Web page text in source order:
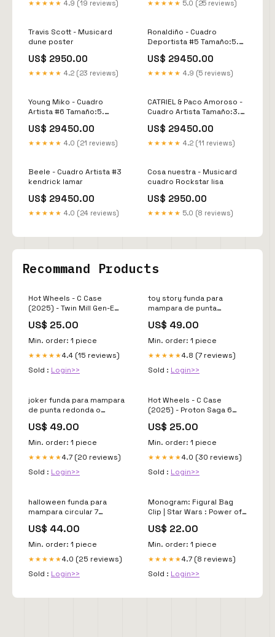
★★★★★ 4.9 (19 reviews) ★★★★★ 5.0 (25 reviews)
Travis Scott - Musicard
dune poster
US$ 2950.00
★★★★★ 4.2 (23 reviews)
Ronaldiño - Cuadro
Deportista #5 Tamaño:5.
US$ 29450.00
★★★★★ 4.9 (5 reviews)
Young Miko - Cuadro
Artista #6 Tamaño:5.
US$ 29450.00
★★★★★ 4.0 (21 reviews)
CATRIEL & Paco Amoroso -
Cuadro Artista Tamaño:3.
US$ 29450.00
★★★★★ 4.2 (11 reviews)
Beele - Cuadro Artista #3
kendrick lamar
US$ 29450.00
★★★★★ 4.0 (24 reviews)
Cosa nuestra - Musicard
cuadro Rockstar lisa
US$ 2950.00
★★★★★ 5.0 (8 reviews)
Recommand Products
Hot Wheels - C Case
(2025) - Twin Mill Gen-E
US$ 25.00
Min. order: 1 piece
★★★★★4.4 (15 reviews)
Sold : Login>>
toy story funda para
mampara de punta
Medida:213 cm * 120 cm
(7 pies * 4,0 pies)
US$ 49.00
Min. order: 1 piece
★★★★★4.8 (7 reviews)
Sold : Login>>
joker funda para mampara
de punta redonda o
cm * 65 cm (5,0 pies * 2,1
pies)
US$ 49.00
Min. order: 1 piece
★★★★★4.7 (20 reviews)
Sold : Login>>
Hot Wheels - C Case
(2025) - Proton Saga 6
US$ 25.00
Min. order: 1 piece
★★★★★4.0 (30 reviews)
Sold : Login>>
halloween funda para
mampara circular 7
US$ 44.00
Min. order: 1 piece
★★★★★4.0 (25 reviews)
Sold : Login>>
Monogram: Figural Bag
Clip | Star Wars : Power of
Series 8 ( x 1 unidad)
Enredados
US$ 22.00
Min. order: 1 piece
★★★★★4.7 (8 reviews)
Sold : Login>>